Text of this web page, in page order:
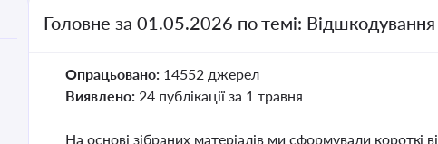
Головне за 01.05.2026 по темі: Відшкодування
Опрацьовано: 14552 джерел
Виявлено: 24 публікації за 1 травня
На основі зібраних матеріалів ми сформували короткі